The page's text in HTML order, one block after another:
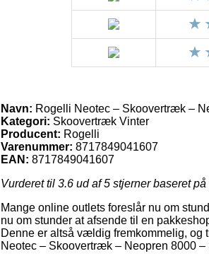
Navn: Rogelli Neotec – Skoovertræk –
Kategori: Skoovertræk Vinter
Producent: Rogelli
Varenummer: 8717849041607
EAN: 8717849041607
Vurderet til 3.6 ud af 5 stjerner baseret på
Mange online outlets foreslår nu om
nu om stunder at afsende til en
Denne er altså vældig fremkommelig, og
Neotec – Skoovertræk – Neopren 8000 –